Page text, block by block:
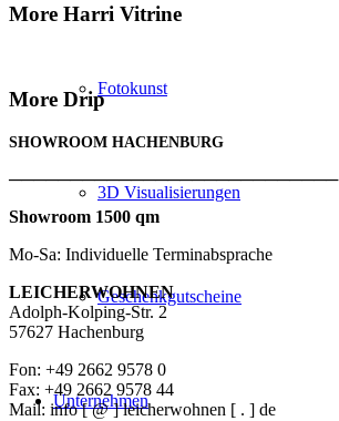
Fotokunst
3D Visualisierungen
Geschenkgutscheine
Unternehmen
More Harri Vitrine
More Drip
SHOWROOM HACHENBURG
───────────────────────────
Showroom 1500 qm
Mo-Sa: Individuelle Terminabsprache
LEICHERWOHNEN
Adolph-Kolping-Str. 2
57627 Hachenburg
Fon: +49 2662 9578 0
Fax: +49 2662 9578 44
Mail: info [ @ ] leicherwohnen [ . ] de